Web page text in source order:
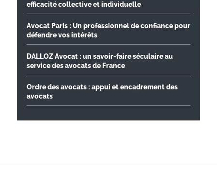
efficacité collective et individuelle
Avocat Paris : Un professionnel de confiance pour
défendre vos intérêts
DALLOZ Avocat : un savoir-faire séculaire au
service des avocats de France
Ordre des avocats : appui et encadrement des
avocats